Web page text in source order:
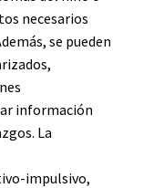
necesarios
se pueden
información
La
impulsivo,